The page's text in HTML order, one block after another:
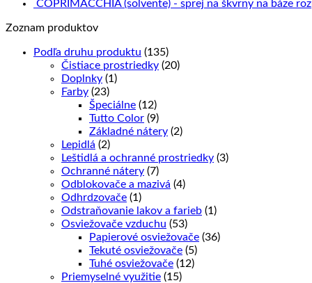
COPRIMACCHIA (solvente) - sprej na škvrny na báze
Zoznam produktov
Podľa druhu produktu (135)
Čistiace prostriedky (20)
Doplnky (1)
Farby (23)
Špeciálne (12)
Tutto Color (9)
Základné nátery (2)
Lepidlá (2)
Leštidlá a ochranné prostriedky (3)
Ochranné nátery (7)
Odblokovače a mazivá (4)
Odhrdzovače (1)
Odstraňovanie lakov a farieb (1)
Osviežovače vzduchu (53)
Papierové osviežovače (36)
Tekuté osviežovače (5)
Tuhé osviežovače (12)
Priemyselné využitie (15)